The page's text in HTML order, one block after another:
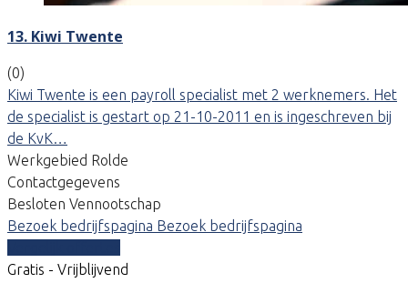
13. Kiwi Twente
(0)
Kiwi Twente is een payroll specialist met 2 werknemers. Het
de specialist is gestart op 21-10-2011 en is ingeschreven bij
de KvK…
Werkgebied Rolde
Contactgegevens
Besloten Vennootschap
Bezoek bedrijfspagina Bezoek bedrijfspagina
Gratis - Vrijblijvend